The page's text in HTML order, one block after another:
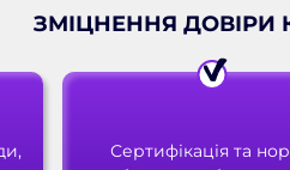
ЗМІЦНЕННЯ ДОВІРИ
Сертифікація та